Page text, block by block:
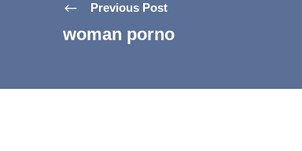
Previous Post
woman porno